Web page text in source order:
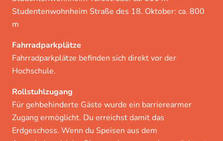
Studentenwohnheim Straße des 18. Oktober: ca. 800
m
Fahrradparkplätze
Fahrradparkplätze befinden sich direkt vor der
Hochschule.
Rollstuhlzugang
Für gehbehinderte Gäste wurde ein barrierearmer
Zugang ermöglicht. Du erreichst damit das
Erdgeschoss. Wenn du Speisen aus dem